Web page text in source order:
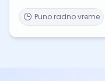
Puno radno vreme